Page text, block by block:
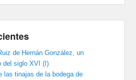
de Hernán González, un
del siglo XVI (I)
las tinajas de la bodega de